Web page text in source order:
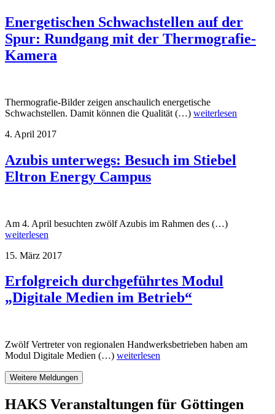
Energetischen Schwachstellen auf der
Spur: Rundgang mit der Thermografie-
Kamera
Thermografie-Bilder zeigen anschaulich energetische
Schwachstellen. Damit können die Qualität (…) weiterlesen
4. April 2017
Azubis unterwegs: Besuch im Stiebel
Eltron Energy Campus
Am 4. April besuchten zwölf Azubis im Rahmen des (…)
weiterlesen
15. März 2017
Erfolgreich durchgeführtes Modul
„Digitale Medien im Betrieb“
Zwölf Vertreter von regionalen Handwerksbetrieben haben am
Modul Digitale Medien (…) weiterlesen
Weitere Meldungen
HAKS Veranstaltungen für Göttingen